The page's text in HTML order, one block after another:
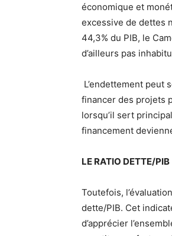
économique et
excessive de dettes
44,3% du PIB, le
d’ailleurs pas
L’endettement peut
financer des projets
lorsqu’il sert
financement
LE RATIO DETTE/PIB
Toutefois,
dette/PIB. Cet
d’apprécier